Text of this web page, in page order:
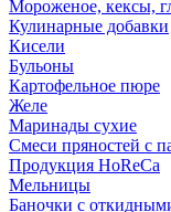
Мороженое, кексы,
Кулинарные добавки
Кисели
Бульоны
Картофельное пюре
Желе
Маринады сухие
Смеси пряностей с
Продукция HoReCa
Мельницы
Баночки с